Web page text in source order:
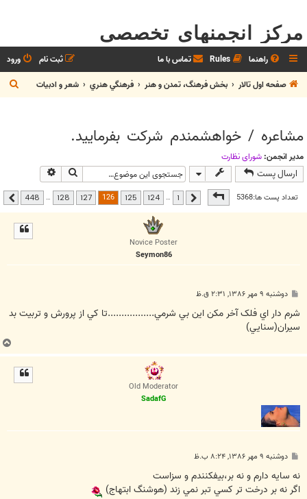
مرکز انجمنهای تخصصی
راهنما Rules تماس با ما ورود
ثبت نام
صفحه اول تالار
بخش فرهنگ، تمدن و هنر فرهنگي هنري شعر و ادبيات
ج
س
مشاعره / خواهشمندم شرکت بفرماييد.
مدیر انجمن: شوراي نظارت
ارسال پست جستجو
تعداد پست ها:5368
صفحه126از 448 قبلی …
124
125
126
127
128
…
448 بعدی
Novice Poster
Seymon86
پ
ت
دوشنبه ۹ مهر ۱۳۸۶, ۲:۳۱ ق.ظ
شرم دار اي فلک آخر مکن اين بي شرمي.................تا کي از پرورش و تربيت بد
سيران(سنايي)
ب
ا
Old Moderator
SadafG
پ
ت
دوشنبه ۹ مهر ۱۳۸۶, ۸:۲۴ ب.ظ
نه سايه دارم و نه بر،بيفکنندم و سزاست
اگر نه بر درخت تر کسي تبر نمي زند (هوشنگ ابتهاج)